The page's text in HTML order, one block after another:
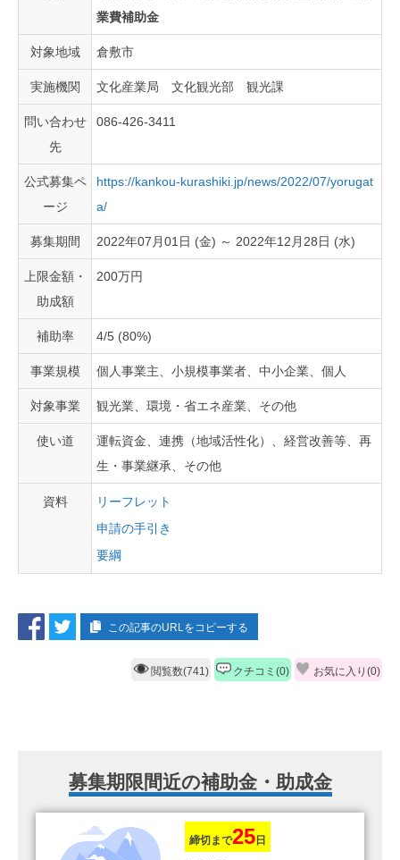
業費補助金
対象地域 倉敷市
実施機関 文化産業局 文化観光部 観光課
問い合わせ
先
086-426-3411
公式募集ペ
ージ
https://kankou-kurashiki.jp/news/2022/07/yorugat
a/
募集期間 2022年07月01日 (金) ～ 2022年12月28日 (水)
上限金額・
助成額
200万円
補助率 4/5 (80%)
事業規模 個人事業主、小規模事業者、中小企業、個人
対象事業 観光業、環境・省エネ産業、その他
使い道
運転資金、連携（地域活性化）、経営改善等、再
生・事業継承、その他
資料
リーフレット
申請の手引き
要綱
この記事のURLをコピーする
閲覧数(741) クチコミ(0) お気に入り(0)
募集期限間近の補助金・助成金
締切まで25 日